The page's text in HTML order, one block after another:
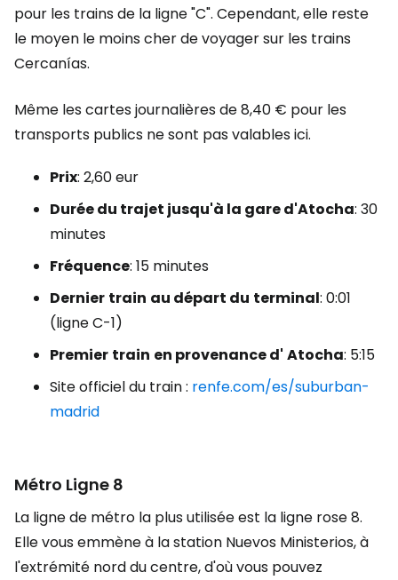
pour les trains de la ligne "C". Cependant, elle reste
le moyen le moins cher de voyager sur les trains
Cercanías.
Même les cartes journalières de 8,40 € pour les
transports publics ne sont pas valables ici.
Prix: 2,60 eur
Durée du trajet jusqu'à la gare d'Atocha: 30
minutes
Fréquence: 15 minutes
Dernier train au départ du terminal: 0:01
(ligne C-1)
Premier train en provenance d' Atocha: 5:15
Site officiel du train : renfe.com/es/suburban-
madrid
Métro Ligne 8
La ligne de métro la plus utilisée est la ligne rose 8.
Elle vous emmène à la station Nuevos Ministerios, à
l'extrémité nord du centre, d'où vous pouvez